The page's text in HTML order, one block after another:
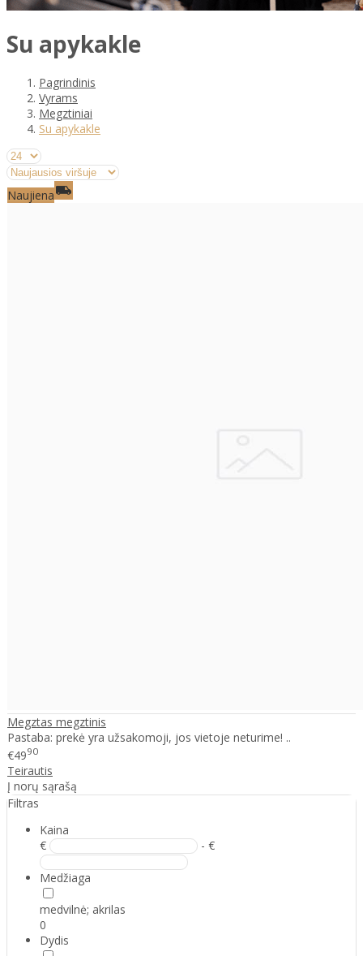
Su apykakle
Pagrindinis
Vyrams
Megztiniai
Su apykakle
Naujiena
Megztas megztinis
Pastaba: prekė yra užsakomoji, jos vietoje neturime! ..
€4990
Teirautis
Į norų sąrašą
Filtras
Kaina
€
- €
Medžiaga
medvilnė; akrilas
0
Dydis